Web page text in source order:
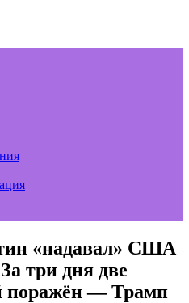
«надавал» США
три дня две
поражён — Трамп